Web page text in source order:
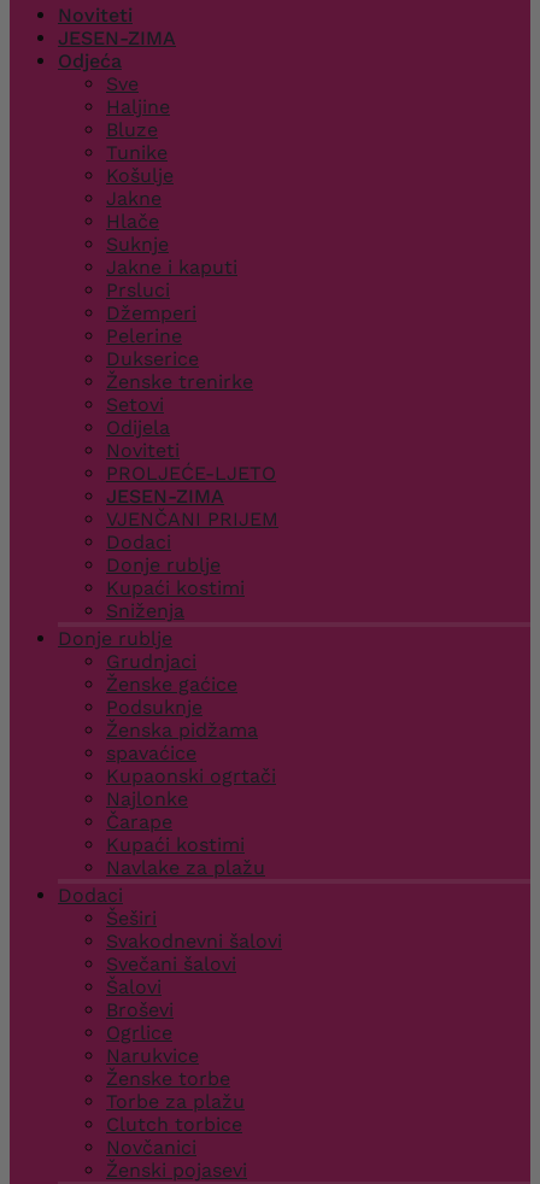
Noviteti
JESEN-ZIMA
Odjeća
Sve
Haljine
Bluze
Tunike
Košulje
Jakne
Hlače
Suknje
Jakne i kaputi
Prsluci
Džemperi
Pelerine
Dukserice
Ženske trenirke
Setovi
Odijela
Noviteti
PROLJEĆE-LJETO
JESEN-ZIMA
VJENČANI PRIJEM
Dodaci
Donje rublje
Kupaći kostimi
Sniženja
Donje rublje
Grudnjaci
Ženske gaćice
Podsuknje
Ženska pidžama
spavaćice
Kupaonski ogrtači
Najlonke
Čarape
Kupaći kostimi
Navlake za plažu
Dodaci
Šeširi
Svakodnevni šalovi
Svečani šalovi
Šalovi
Broševi
Ogrlice
Narukvice
Ženske torbe
Torbe za plažu
Clutch torbice
Novčanici
Ženski pojasevi